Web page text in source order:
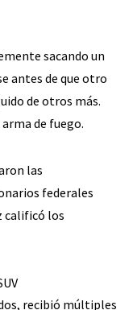
sacando un
antes de que otro
de otros más.
de fuego.
las
federales
calificó los
recibió múltiples